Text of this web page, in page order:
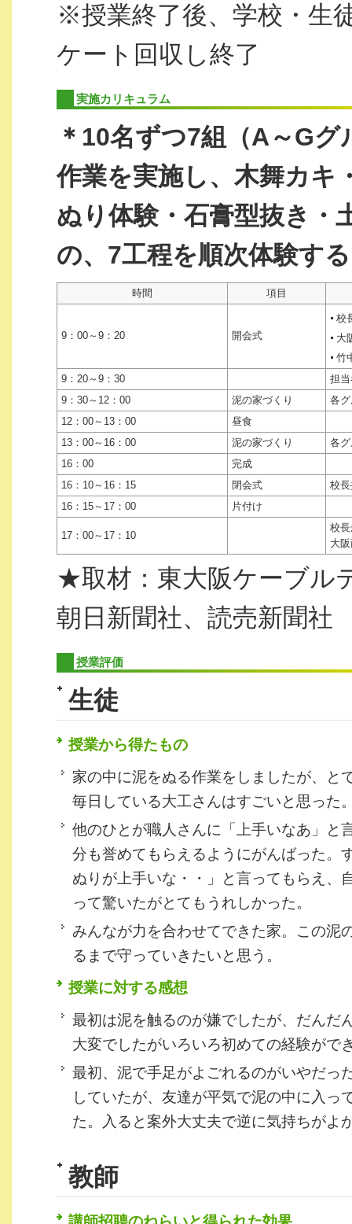
※授業終了後、学校・生
ケート回収し終了
実施カリキュラム
＊10名ずつ7組（A～G
作業を実施し、木舞カキ
ぬり体験・石膏型抜き・
の、7工程を順次体験す
時間 項目
9：00～9：20 開会式
校
大
竹
9：20～9：30
担
9：30～12：00
泥の家づくり
各
12：00～13：00
昼食
13：00～16：00
泥の家づくり
各
16：00
完成
16：10～16：15
閉会式
校
16：15～17：00
片付け
17：00～17：10
校
大
★取材：東大阪ケーブル
朝日新聞社、読売新聞社
授業評価
生徒
授業から得たもの
家の中に泥をぬる作業をしましたが、と
毎日している大工さんはすごいと思った
他のひとが職人さんに「上手いなあ」と
分も誉めてもらえるようにがんばった。
ぬりが上手いな・・」と言ってもらえ、
って驚いたがとてもうれしかった。
みんなが力を合わせてできた家。この泥
るまで守っていきたいと思う。
授業に対する感想
最初は泥を触るのが嫌でしたが、だんだ
大変でしたがいろいろ初めての経験がで
最初、泥で手足がよごれるのがいやだっ
していたが、友達が平気で泥の中に入っ
た。入ると案外大丈夫で逆に気持ちがよ
教師